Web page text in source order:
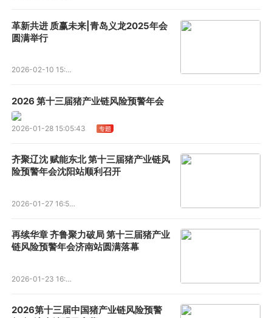
革新共进 质赢未来|青岛义龙2025年会
圆满举行
2026-02-10 15:01:16
2026 第十三届猪产业链风险预警年会
2026-01-28 15:05:43
齐聚辽沈 赋能东北 第十三届猪产业链风
险预警年会沈阳站顺利召开
2026-01-27 16:52:57
再续华章 齐鲁聚力破局 第十三届猪产业
链风险预警年会济南站圆满落幕
2026-01-23 16:06:38
2026第十三届中国猪产业链风险预警